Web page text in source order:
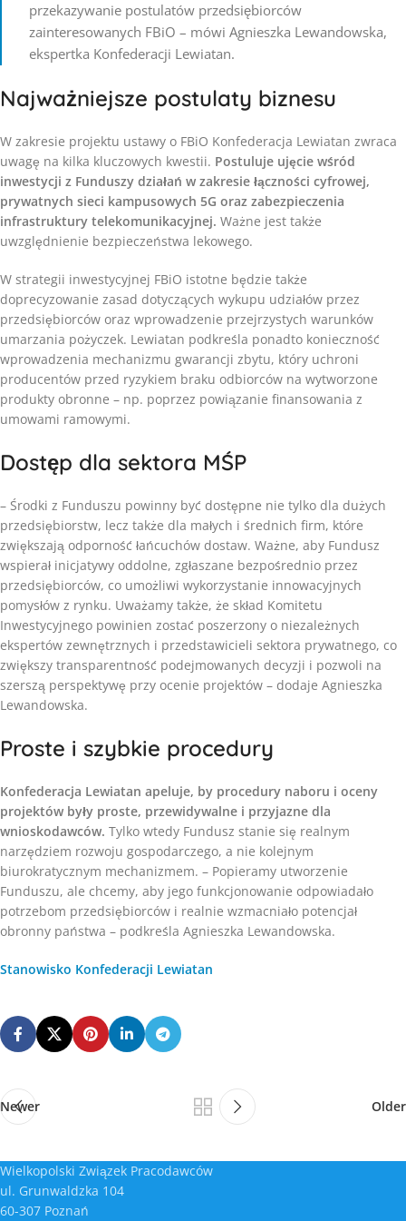
przekazywanie postulatów przedsiębiorców
zainteresowanych FBiO – mówi Agnieszka Lewandowska,
ekspertka Konfederacji Lewiatan.
Najważniejsze postulaty biznesu
W zakresie projektu ustawy o FBiO Konfederacja Lewiatan zwraca
uwagę na kilka kluczowych kwestii. Postuluje ujęcie wśród
inwestycji z Funduszy działań w zakresie łączności cyfrowej,
prywatnych sieci kampusowych 5G oraz zabezpieczenia
infrastruktury telekomunikacyjnej. Ważne jest także
uwzględnienie bezpieczeństwa lekowego.
W strategii inwestycyjnej FBiO istotne będzie także
doprecyzowanie zasad dotyczących wykupu udziałów przez
przedsiębiorców oraz wprowadzenie przejrzystych warunków
umarzania pożyczek. Lewiatan podkreśla ponadto konieczność
wprowadzenia mechanizmu gwarancji zbytu, który uchroni
producentów przed ryzykiem braku odbiorców na wytworzone
produkty obronne – np. poprzez powiązanie finansowania z
umowami ramowymi.
Dostęp dla sektora MŚP
– Środki z Funduszu powinny być dostępne nie tylko dla dużych
przedsiębiorstw, lecz także dla małych i średnich firm, które
zwiększają odporność łańcuchów dostaw. Ważne, aby Fundusz
wspierał inicjatywy oddolne, zgłaszane bezpośrednio przez
przedsiębiorców, co umożliwi wykorzystanie innowacyjnych
pomysłów z rynku. Uważamy także, że skład Komitetu
Inwestycyjnego powinien zostać poszerzony o niezależnych
ekspertów zewnętrznych i przedstawicieli sektora prywatnego, co
zwiększy transparentność podejmowanych decyzji i pozwoli na
szerszą perspektywę przy ocenie projektów – dodaje Agnieszka
Lewandowska.
Proste i szybkie procedury
Konfederacja Lewiatan apeluje, by procedury naboru i oceny
projektów były proste, przewidywalne i przyjazne dla
wnioskodawców. Tylko wtedy Fundusz stanie się realnym
narzędziem rozwoju gospodarczego, a nie kolejnym
biurokratycznym mechanizmem. – Popieramy utworzenie
Funduszu, ale chcemy, aby jego funkcjonowanie odpowiadało
potrzebom przedsiębiorców i realnie wzmacniało potencjał
obronny państwa – podkreśla Agnieszka Lewandowska.
Stanowisko Konfederacji Lewiatan
Newer Older
Wielkopolski Związek Pracodawców
ul. Grunwaldzka 104
60-307 Poznań